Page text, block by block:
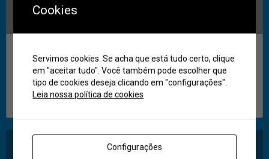
RV Confecções
RV Confecções - WhatsApp: 54 99988-1014
Marcelino Ramos
Cookies
Servimos cookies. Se acha que está tudo certo, clique
em "aceitar tudo". Você também pode escolher que
tipo de cookies deseja clicando em "configurações".
Leia nossa política de cookies
Configurações